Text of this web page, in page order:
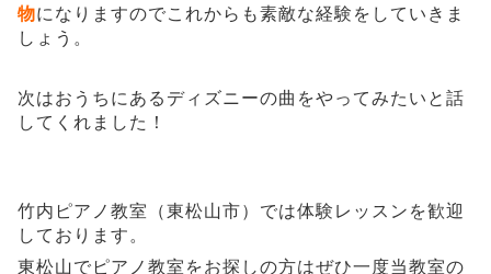
物になりますのでこれからも素敵な経験をしていきま
しょう。
次はおうちにあるディズニーの曲をやってみたいと話
してくれました！
竹内ピアノ教室（東松山市）では体験レッスンを歓迎
しております。
東松山でピアノ教室をお探しの方はぜひ一度当教室の